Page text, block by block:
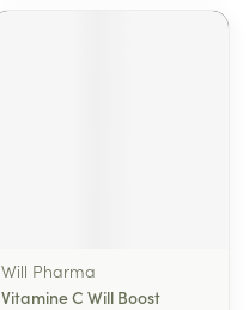
Will Pharma
Vitamine C Will Boost